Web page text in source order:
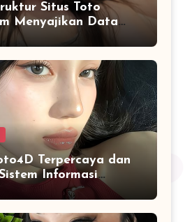
Situs Toto
Menyajikan Data
Terpercaya dan
Informasi